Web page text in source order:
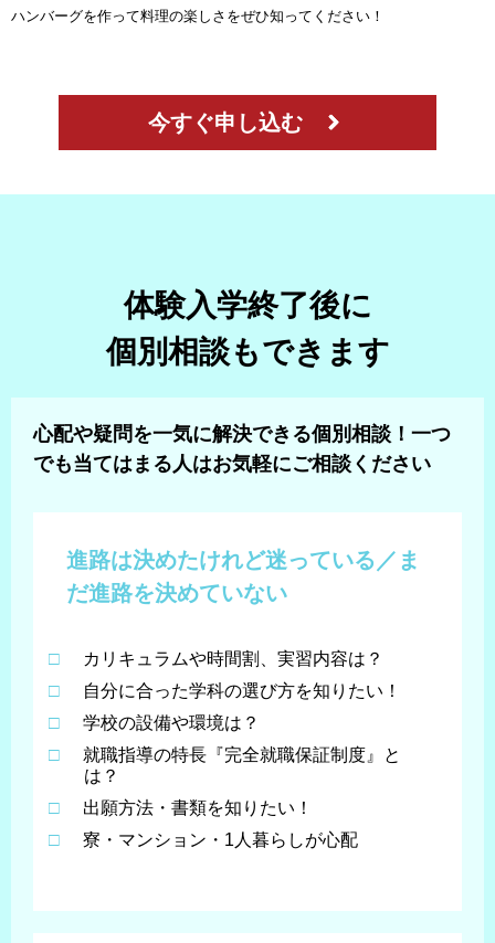
ハンバーグを作って料理の楽しさをぜひ知ってください！
今すぐ申し込む
体験入学終了後に
個別相談もできます
心配や疑問を一気に解決できる個別相談！ 一つ
でも当てはまる人はお気軽にご相談ください
進路は決めたけれど迷っている／ ま
だ進路を決めていない
□
カリキュラムや時間割、実習内容は？
□
自分に合った学科の選び方を知りたい！
□
学校の設備や環境は？
□
就職指導の特長『完全就職保証制度』と
は？
□
出願方法・書類を知りたい！
□
寮・マンション・1人暮らしが心配